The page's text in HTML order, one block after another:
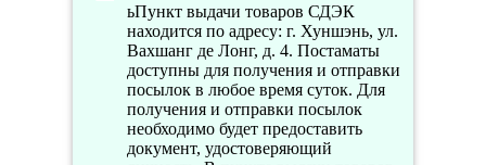
ьПункт выдачи товаров СДЭК
находится по адресу: г. Хуншэнь, ул.
Вахшанг де Лонг, д. 4. Постаматы
доступны для получения и отправки
посылок в любое время суток. Для
получения и отправки посылок
необходимо будет предоставить
документ, удостоверяющий